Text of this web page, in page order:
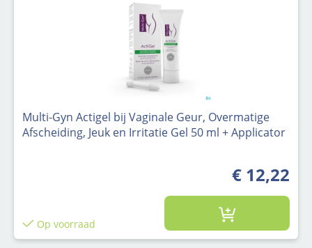
Multi-Gyn Actigel bij Vaginale Geur, Overmatige
Afscheiding, Jeuk en Irritatie Gel 50 ml + Applicator
€ 12,22
Op voorraad